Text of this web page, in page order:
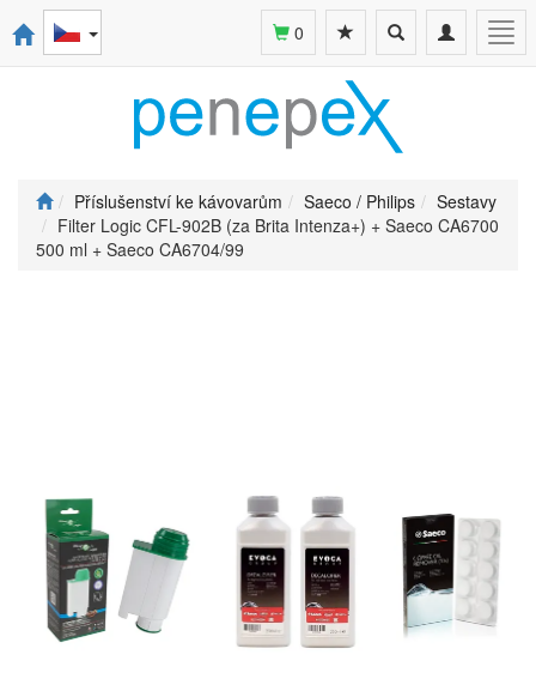
Toggle
navigation
Toggle
search
0
Příslušenství ke kávovarům Saeco / Philips
Sestavy
Filter Logic CFL-902B (za Brita Intenza+) + Saeco CA6700
500 ml + Saeco CA6704/99